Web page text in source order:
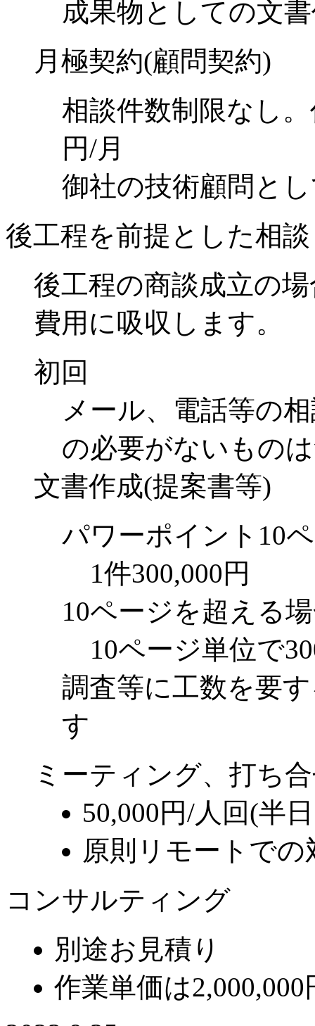
成果物としての文
月極契約(顧問契約)
相談件数制限なし
円/月
御社の技術顧問と
後工程を前提とした相談
後工程の商談成立の
費用に吸収します。
初回
メール、電話等の
の必要がないもの
文書作成(提案書等)
パワーポイント10
1件300,000円
10ページを超える
10ページ単位で
調査等に工数を要
す
ミーティング、打ち
50,000円/人回(半
原則リモートで
コンサルティング
別途お見積り
作業単価は